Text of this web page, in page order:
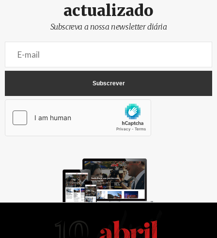
actualizado
Subscreva a nossa newsletter diária